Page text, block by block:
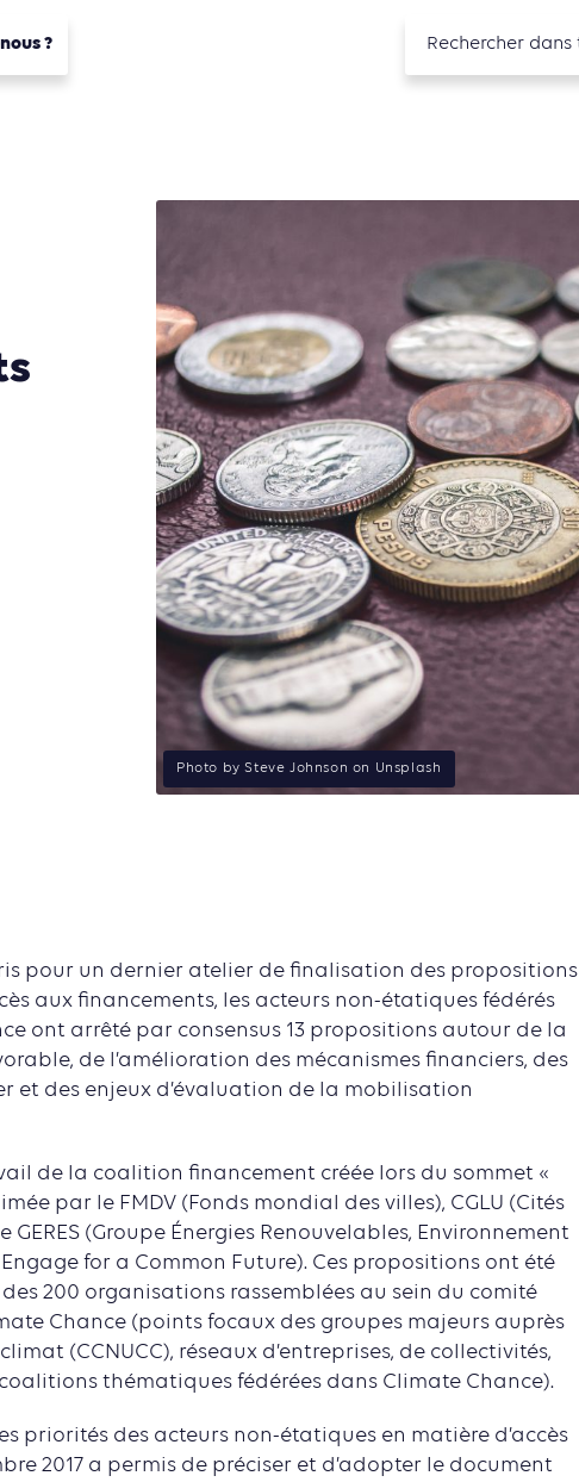
?
Photo by Steve Johnson on Unsplash
pour un dernier atelier de finalisation des propositions
aux financements, les acteurs non-étatiques fédérés
ont arrêté par consensus 13 propositions autour de la
de l’amélioration des mécanismes financiers, des
et des enjeux d’évaluation de la mobilisation
de la coalition financement créée lors du sommet «
par le FMDV (Fonds mondial des villes), CGLU (Cités
(Groupe Énergies Renouvelables, Environnement
for a Common Future). Ces propositions ont été
200 organisations rassemblées au sein du comité
Chance (points focaux des groupes majeurs auprès
(CCNUCC), réseaux d’entreprises, de collectivités,
thématiques fédérées dans Climate Chance).
priorités des acteurs non-étatiques en matière d’accès
2017 a permis de préciser et d’adopter le document